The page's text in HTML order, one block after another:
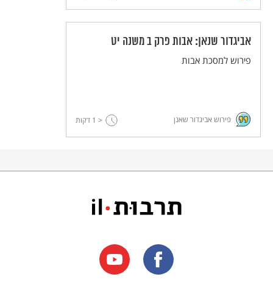
אביגדור שנאן: אבות פרק ב משנה יט
פירוש למסכת אבות
פירוש אביגדור שאנן < 1 דקות